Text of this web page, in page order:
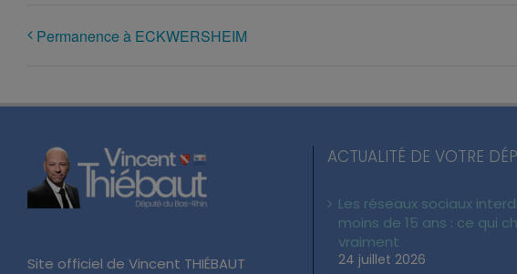
Permanence à ECKWERSHEIM
Site officiel de Vincent THIÉBAUT
ACTUALITÉ DE VOTRE
Les réseaux sociaux
moins de 15 ans : ce qui
vraiment
24 juillet 2026